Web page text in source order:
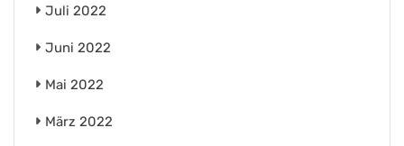
Juli 2022
Juni 2022
Mai 2022
März 2022